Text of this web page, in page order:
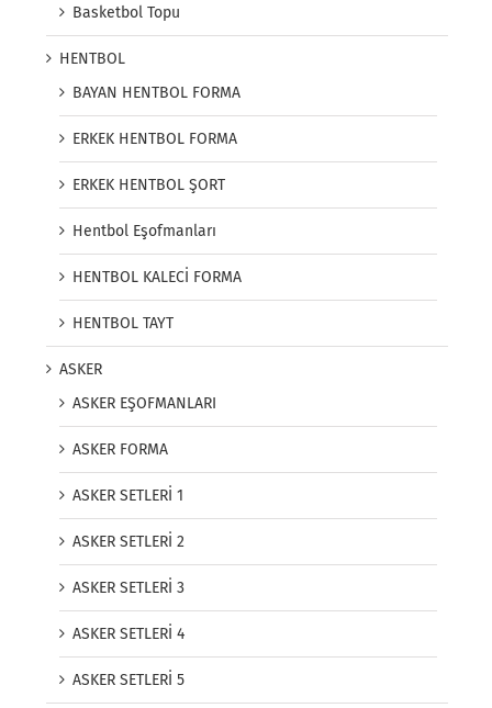
Basketbol Topu
HENTBOL
BAYAN HENTBOL FORMA
ERKEK HENTBOL FORMA
ERKEK HENTBOL ŞORT
Hentbol Eşofmanları
HENTBOL KALECİ FORMA
HENTBOL TAYT
ASKER
ASKER EŞOFMANLARI
ASKER FORMA
ASKER SETLERİ 1
ASKER SETLERİ 2
ASKER SETLERİ 3
ASKER SETLERİ 4
ASKER SETLERİ 5